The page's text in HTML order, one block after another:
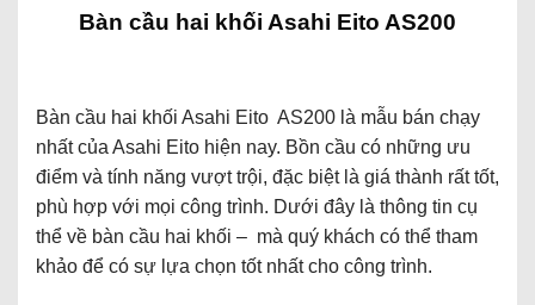
Bàn cầu hai khối Asahi Eito AS200
Bàn cầu hai khối Asahi Eito AS200 là mẫu bán chạy
nhất của Asahi Eito hiện nay. Bồn cầu có những ưu
điểm và tính năng vượt trội, đặc biệt là giá thành rất tốt,
phù hợp với mọi công trình. Dưới đây là thông tin cụ
thể về bàn cầu hai khối – mà quý khách có thể tham
khảo để có sự lựa chọn tốt nhất cho công trình.